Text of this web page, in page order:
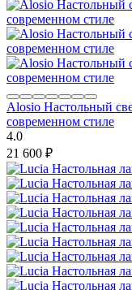
Alosio Настольный
современном стиле
4.0
21 600 ₽